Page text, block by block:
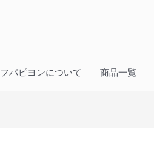
パピヨンについて 商品一覧